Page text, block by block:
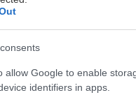
allow Google to enable
identifiers in apps.
σχολείο: